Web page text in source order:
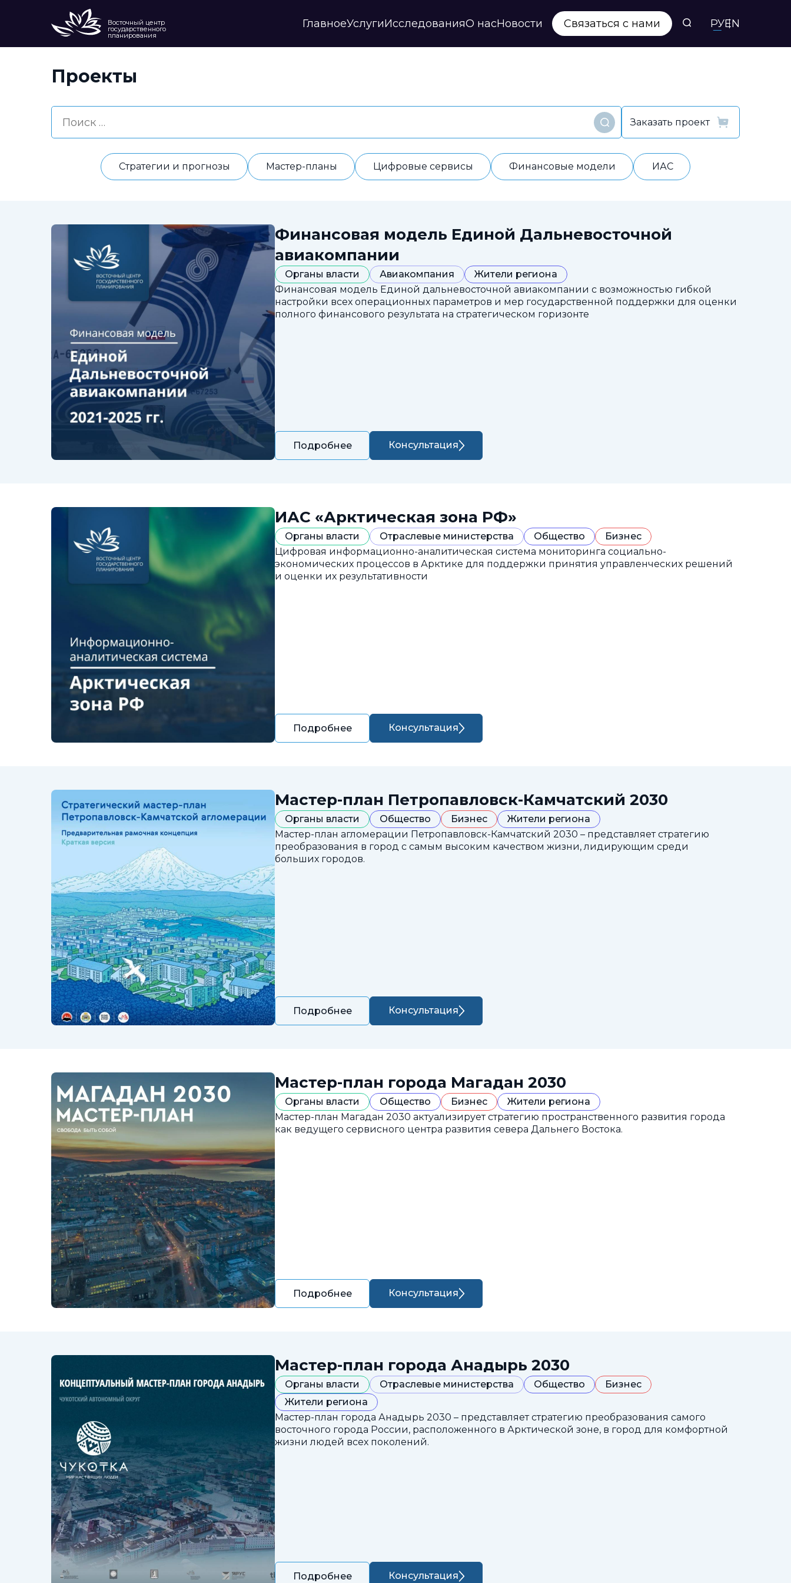
Восточный центр
государственного
планирования
ГлавноеУслуги
Финансовые модели
Исследования
Профили регионов
О нас
Документы
Новости Связаться с нами РУEN
Проекты
НайтиЗаказать проект
Стратегии и прогнозы Мастер-планы Цифровые сервисы Финансовые модели ИАС
Финансовая модель Единой Дальневосточной
авиакомпании
Органы власти Авиакомпания
Жители региона
Финансовая модель Единой дальневосточной авиакомпании с возможностью гибкой
настройки всех операционных параметров и мер государственной поддержки для оценки
полного финансового результата на стратегическом горизонте
Подробнее Консультация
ИАС «Арктическая зона РФ»
Органы власти Отраслевые министерства Общество
Бизнес
Цифровая информационно-аналитическая система мониторинга социально-
экономических процессов в Арктике для поддержки принятия управленческих решений
и оценки их результативности
Подробнее Консультация
Мастер-план Петропавловск-Камчатский 2030
Органы власти Общество Бизнес
Жители региона
Мастер-план агломерации Петропавловск-Камчатский 2030 – представляет стратегию
преобразования в город с самым высоким качеством жизни, лидирующим среди
больших городов.
Подробнее Консультация
Мастер-план города Магадан 2030
Органы власти Общество Бизнес
Жители региона
Мастер-план Магадан 2030 актуализирует стратегию пространственного развития города
как ведущего сервисного центра развития севера Дальнего Востока.
Подробнее Консультация
Мастер-план города Анадырь 2030
Органы власти Отраслевые министерства Общество
Бизнес
Жители региона
Мастер-план города Анадырь 2030 – представляет стратегию преобразования самого
восточного города России, расположенного в Арктической зоне, в город для комфортной
жизни людей всех поколений.
Подробнее Консультация